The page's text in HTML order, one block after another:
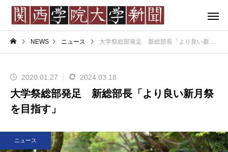
NEWS ニュース 大学祭総部発足 新総部長「より良い新月祭を目指す」
2020.01.27 2024.03.18
大学祭総部発足 新総部長「より良い新月祭
を目指す」
ニュース